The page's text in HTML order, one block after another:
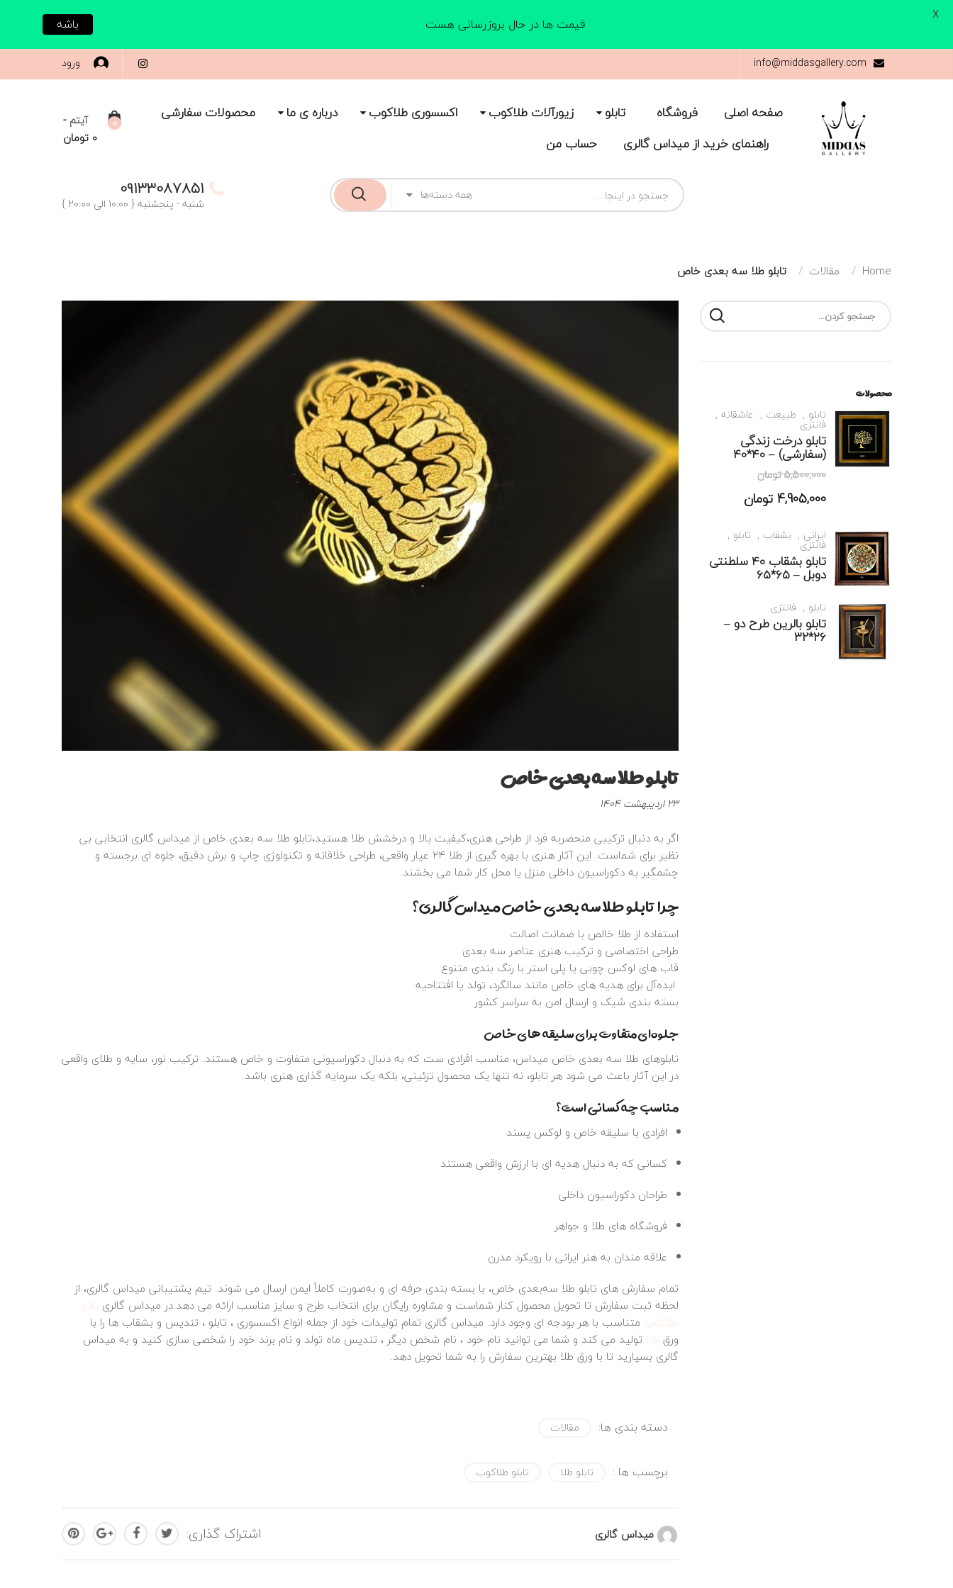
info@middasgallery.com ورود
صفحه اصلی فروشگاه تابلو زیورآلات طلاکوب اکسسوری طلاکوب درباره ی ما
محصولات سفارشی
راهنمای خرید از میداس گالری
حساب من
0 آیتم -
0 تومان
همه دسته‌ها 09133087851
شنبه - پنجشنبه { 10:00 الی 20:00 }
Home مقالات تابلو طلا سه‌ بعدی خاص
تابلو طلا سه‌ بعدی خاص
نوشته
در
:
23 اردیبهشت 1404
اگر به‌ دنبال ترکیبی منحصربه‌ فرد از طراحی هنری،کیفیت بالا و درخشش طلا هستید،تابلو طلا سه‌ بعدی خاص از میداس گالری انتخابی بی‌
نظیر برای شماست. این آثار هنری با بهره‌ گیری از طلا ۲۴ عیار واقعی، طراحی خلاقانه و تکنولوژی چاپ و برش دقیق، جلوه‌ ای برجسته و
چشمگیر به دکوراسیون داخلی منزل یا محل کار شما می‌ بخشند.
چرا تابلو طلا سه‌ بعدی خاص میداس گالری؟
استفاده از طلا خالص با ضمانت اصالت
طراحی اختصاصی و ترکیب هنری عناصر سه‌ بعدی
قاب‌ های لوکس چوبی یا پلی‌ استر با رنگ‌ بندی متنوع
ایده‌آل برای هدیه‌ های خاص مانند سالگرد، تولد یا افتتاحیه
بسته‌ بندی شیک و ارسال امن به سراسر کشور
جلوه‌ای متفاوت برای سلیقه‌ های خاص
تابلوهای طلا سه‌ بعدی خاص میداس، مناسب افرادی‌ ست که به دنبال دکوراسیونی متفاوت و خاص هستند. ترکیب نور، سایه و طلای واقعی
در این آثار باعث می‌ شود هر تابلو، نه‌ تنها یک محصول تزئینی، بلکه یک سرمایه‌ گذاری هنری باشد.
مناسب چه کسانی است؟
افرادی با سلیقه خاص و لوکس‌ پسند
کسانی که به دنبال هدیه‌ ای با ارزش واقعی هستند
طراحان دکوراسیون داخلی
فروشگاه‌ های طلا و جواهر
علاقه‌ مندان به هنر ایرانی با رویکرد مدرن
تمام سفارش‌ های تابلو طلا سه‌بعدی خاص، با بسته‌ بندی حرفه‌ ای و به‌صورت کاملاً ایمن ارسال می‌ شوند. تیم پشتیبانی میداس گالری، از
لحظه ثبت سفارش تا تحویل محصول کنار شماست و مشاوره رایگان برای انتخاب طرح و سایز مناسب ارائه می‌ دهد.در میداس گالری تابلو
طلاکوب متناسب با هر بودجه ای وجود دارد. میداس گالری تمام تولیدات خود از جمله انواع اکسسوری ، تابلو ، تندیس و بشقاب ها را با
ورق طلا تولید می کند و شما می توانید نام خود ، نام شخص دیگر ، تندیس ماه تولد و نام برند خود را شخصی سازی کنید و به میداس
گالری بسپارید تا با ورق طلا بهترین سفارش را به شما تحویل دهد.
دسته بندی ها: مقالات
برچسب ها : تابلو طلا تابلو طلاکوب
میداس گالری اشتراک گذاری:
محصولات
تابلو طبیعت عاشقانه
فانتزی
تابلو درخت زندگی
(سفارشی) – 40*40
5,500,000تومان
4,905,000تومان
ایرانی بشقاب تابلو
فانتزی
تابلو بشقاب 40 سلطنتی
دوبل – 65*65
تابلو فانتزی
تابلو بالرین طرح دو –
26*32
دستبند زیورآلات طلاکوب
دستبند طلاکوب ماه و
تابلو
تابلو هو الرزاق سلطنتی
بزرگ – 70*70
28,800,000
حیوانات طبیعت
تابلو پر و پرنده – 45*25
تومان
ایرانی تابلو حیوانات
طبیعت فانتزی
تابلو طلاکوب دو ماهی
فاخر – 45*55
11,800,000تومان
زیورآلات طلاکوب گردنبند
گردنبند طلاکوب شمسه
تایگر سورمه‌ای
1,880,000تومان
قیمت ها در حال بروزرسانی هست باشه X